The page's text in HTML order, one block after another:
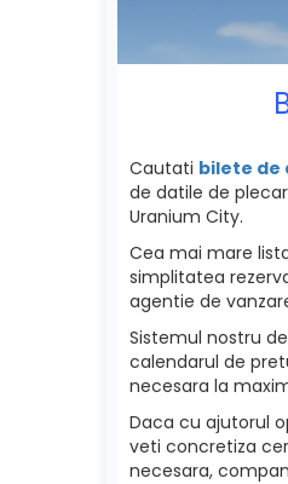
Cautati bilete de
de datile de
Uranium City.
Cea mai mare
simplitatea
agentie de
Sistemul nostru
calendarul de
necesara la
Daca cu ajutorul
veti concretiza
necesara,